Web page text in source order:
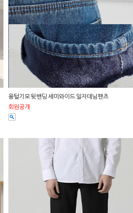
융털기모 뒷밴딩 세미와이드 일자데님팬츠
회원공개